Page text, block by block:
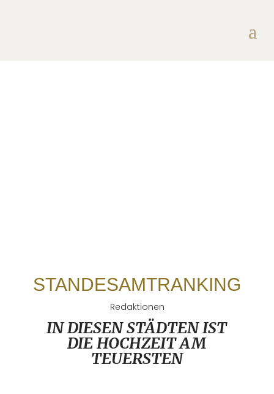
STANDESAMTRANKING
Redaktionen
IN DIESEN STÄDTEN IST
DIE HOCHZEIT AM
TEUERSTEN